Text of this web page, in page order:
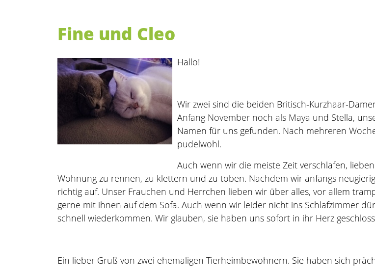
Fine und Cleo
Hallo!
Wir zwei sind die beiden Britisch-Kurzhaar-
Anfang November noch als Maya und Stella,
Namen für uns gefunden. Nach mehreren
pudelwohl.
Auch wenn wir die meiste Zeit verschlafen,
Wohnung zu rennen, zu klettern und zu toben. Nachdem wir anfangs
richtig auf. Unser Frauchen und Herrchen lieben wir über alles, vor allem
gerne mit ihnen auf dem Sofa. Auch wenn wir leider nicht ins Schlafzimmer
schnell wiederkommen. Wir glauben, sie haben uns sofort in ihr Herz
Ein lieber Gruß von zwei ehemaligen Tierheimbewohnern. Sie haben sich